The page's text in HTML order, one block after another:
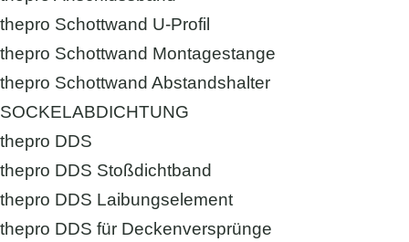
thepro Schottwand U-Profil
thepro Schottwand Montagestange
thepro Schottwand Abstandshalter
SOCKELABDICHTUNG
thepro DDS
thepro DDS Stoßdichtband
thepro DDS Laibungselement
thepro DDS für Deckenversprünge